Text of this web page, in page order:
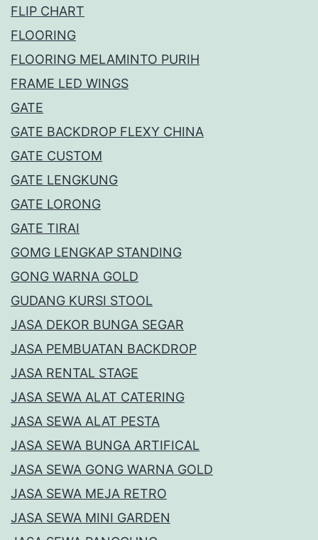
FLIP CHART
FLOORING
FLOORING MELAMINTO PURIH
FRAME LED WINGS
GATE
GATE BACKDROP FLEXY CHINA
GATE CUSTOM
GATE LENGKUNG
GATE LORONG
GATE TIRAI
GOMG LENGKAP STANDING
GONG WARNA GOLD
GUDANG KURSI STOOL
JASA DEKOR BUNGA SEGAR
JASA PEMBUATAN BACKDROP
JASA RENTAL STAGE
JASA SEWA ALAT CATERING
JASA SEWA ALAT PESTA
JASA SEWA BUNGA ARTIFICAL
JASA SEWA GONG WARNA GOLD
JASA SEWA MEJA RETRO
JASA SEWA MINI GARDEN